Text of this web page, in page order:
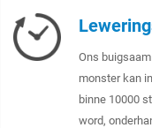
Ons
monster kan
binne 10000
word,